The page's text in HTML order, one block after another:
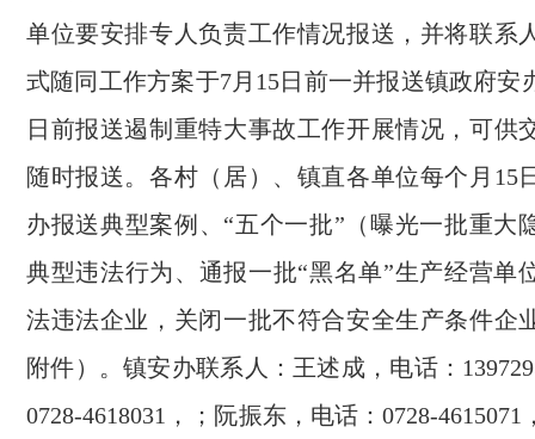
单位要安排专人负责工作情况报送，并将联系
式随同工作方案于7月15日前一并报送镇政府安
日前报送遏制重特大事故工作开展情况，可供
随时报送。各村（居）、镇直各单位每个月15
办报送典型案例、“五个一批”（曝光一批重大
典型违法行为、通报一批“黑名单”生产经营单
法违法企业，关闭一批不符合安全生产条件企
附件）。镇安办联系人：王述成，电话：
0728-4618031，；阮振东，电话：0728-4615071